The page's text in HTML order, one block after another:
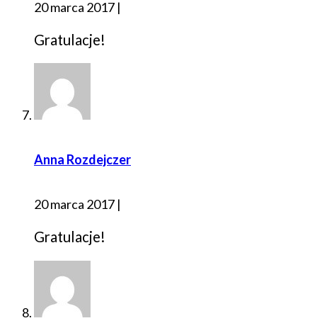
20 marca 2017 |
Gratulacje!
Anna Rozdejczer
20 marca 2017 |
Gratulacje!